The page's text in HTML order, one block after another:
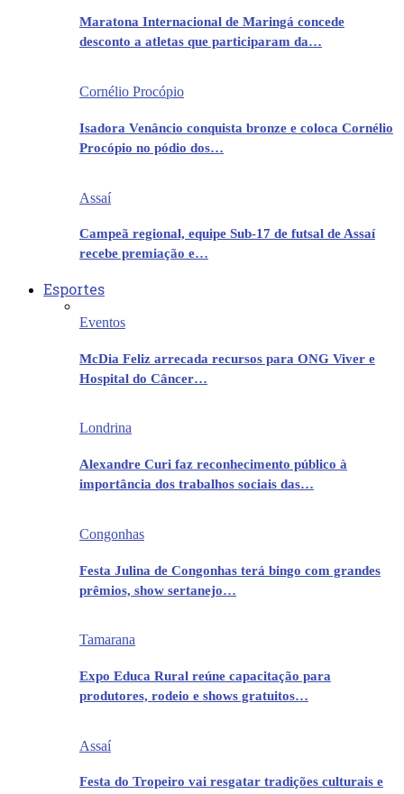
Maratona Internacional de Maringá concede
desconto a atletas que participaram da…
Cornélio Procópio
Isadora Venâncio conquista bronze e coloca Cornélio
Procópio no pódio dos…
Assaí
Campeã regional, equipe Sub-17 de futsal de Assaí
recebe premiação e…
Esportes
Eventos
McDia Feliz arrecada recursos para ONG Viver e
Hospital do Câncer…
Londrina
Alexandre Curi faz reconhecimento público à
importância dos trabalhos sociais das…
Congonhas
Festa Julina de Congonhas terá bingo com grandes
prêmios, show sertanejo…
Tamarana
Expo Educa Rural reúne capacitação para
produtores, rodeio e shows gratuitos…
Assaí
Festa do Tropeiro vai resgatar tradições culturais e